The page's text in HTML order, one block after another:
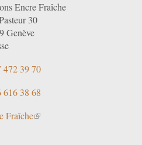
Encre Fraîche
30
472 39 70
616 38 68
Fraîche